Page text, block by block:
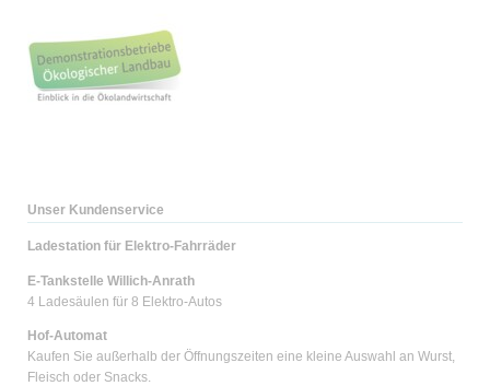
Unser Kundenservice
Ladestation für Elektro-Fahrräder
E-Tankstelle Willich-Anrath
4 Ladesäulen für 8 Elektro-Autos
Hof-Automat
Kaufen Sie außerhalb der Öffnungszeiten eine kleine Auswahl an Wurst,
Fleisch oder Snacks.